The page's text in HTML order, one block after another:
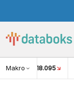
Makro
USD/IDR 18.095